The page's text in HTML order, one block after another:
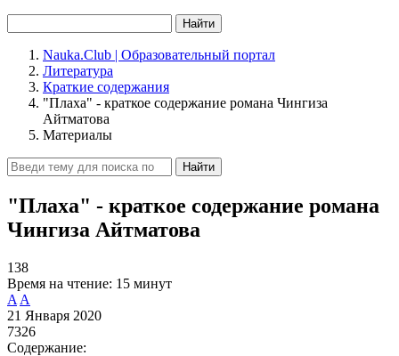
Найти
Nauka.Club | Образовательный портал
Литература
Краткие содержания
"Плаха" - краткое содержание романа Чингиза
Айтматова
Материалы
Найти
"Плаха" - краткое содержание романа
Чингиза Айтматова
138
Время на чтение: 15 минут
A A
21 Января 2020
7326
Содержание: